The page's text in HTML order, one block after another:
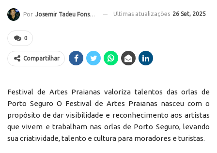
Por Josemir Tadeu Fonseca Ultimas atualizações 26 Set, 2025
0
Compartilhar
Festival de Artes Praianas valoriza talentos das orlas de
Porto Seguro O Festival de Artes Praianas nasceu com o
propósito de dar visibilidade e reconhecimento aos artistas
que vivem e trabalham nas orlas de Porto Seguro, levando
sua criatividade, talento e cultura para moradores e turistas.